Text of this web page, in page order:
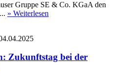
Gruppe SE & Co. KGaA den
» Weiterlesen
Zukunftstag bei der